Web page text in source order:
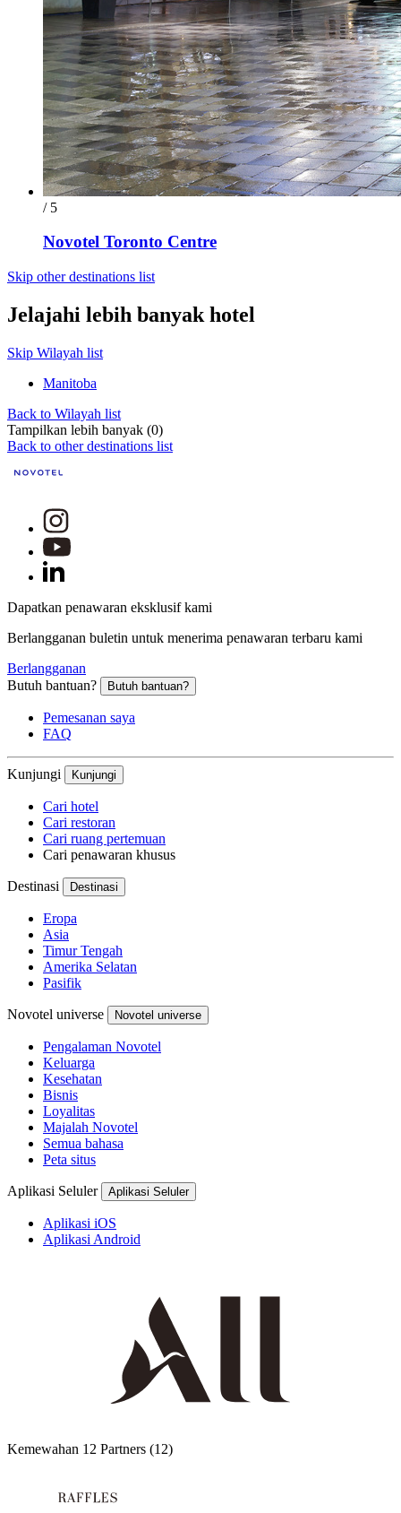
/ 5
Novotel Toronto Centre
Skip other destinations list
Jelajahi lebih banyak hotel
Skip Wilayah list
Manitoba
Back to Wilayah list
Tampilkan lebih banyak (0)
Back to other destinations list
Dapatkan penawaran eksklusif kami
Berlangganan buletin untuk menerima penawaran terbaru kami
Berlangganan
Butuh bantuan?
Butuh bantuan?
Pemesanan saya
FAQ
Kunjungi Kunjungi
Cari hotel
Cari restoran
Cari ruang pertemuan
Cari penawaran khusus
Destinasi Destinasi
Eropa
Asia
Timur Tengah
Amerika Selatan
Pasifik
Novotel universe Novotel universe
Pengalaman Novotel
Keluarga
Kesehatan
Bisnis
Loyalitas
Majalah Novotel
Semua bahasa
Peta situs
Aplikasi Seluler Aplikasi Seluler
Aplikasi iOS
Aplikasi Android
Kemewahan 12 Partners (12)